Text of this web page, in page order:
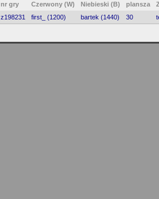
nr gry Czerwony (W) Niebieski (B) plansza
z198231 first_ (1200) bartek (1440) 30